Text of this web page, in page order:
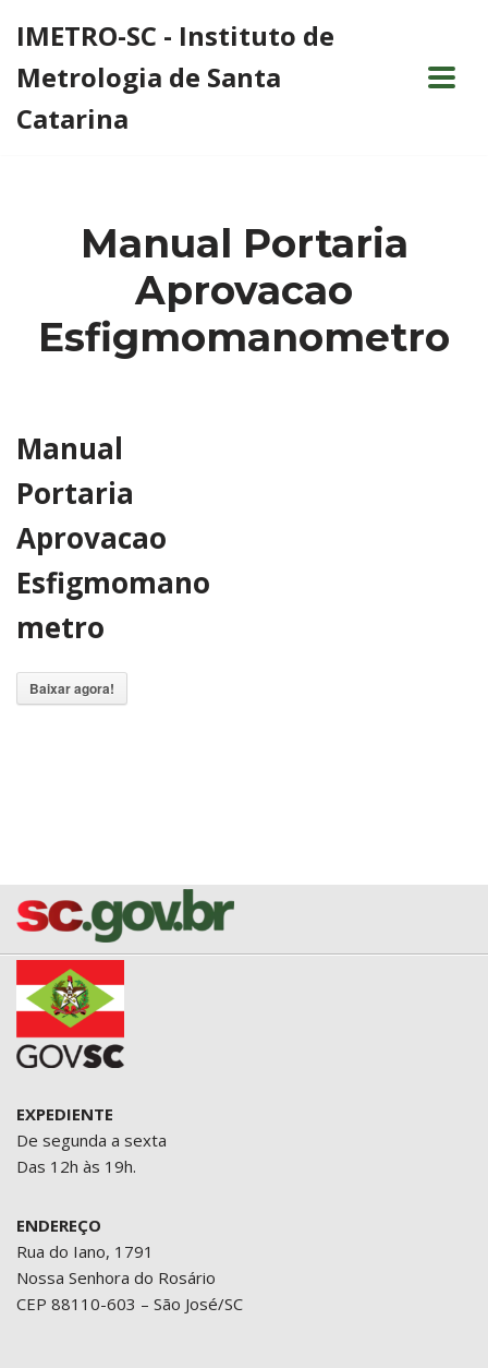
para
o
IMETRO-SC - Instituto de
Metrologia de Santa
Catarina
Manual Portaria
Aprovacao
Esfigmomanometro
Manual
Portaria
Aprovacao
Esfigmomano
metro
Baixar agora!
EXPEDIENTE
De segunda a sexta
Das 12h às 19h.
ENDEREÇO
Rua do Iano, 1791
Nossa Senhora do Rosário
CEP 88110-603 – São José/SC